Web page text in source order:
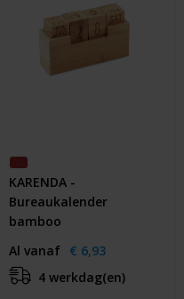
KARENDA -
Bureaukalender
bamboo
Al vanaf € 6,93
4 werkdag(en)